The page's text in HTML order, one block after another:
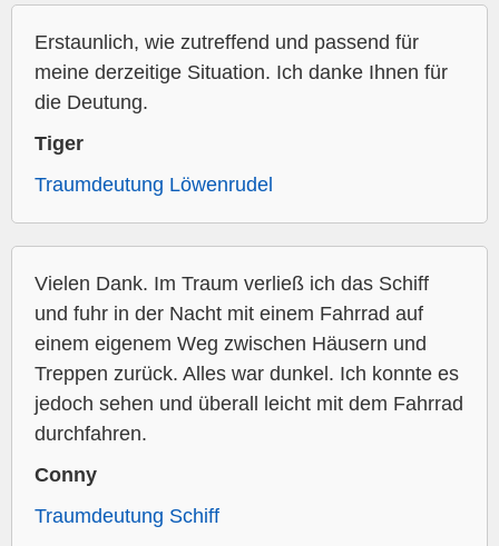
Erstaunlich, wie zutreffend und passend für
meine derzeitige Situation. Ich danke Ihnen für
die Deutung.
Tiger
Traumdeutung Löwenrudel
Vielen Dank. Im Traum verließ ich das Schiff
und fuhr in der Nacht mit einem Fahrrad auf
einem eigenem Weg zwischen Häusern und
Treppen zurück. Alles war dunkel. Ich konnte es
jedoch sehen und überall leicht mit dem Fahrrad
durchfahren.
Conny
Traumdeutung Schiff